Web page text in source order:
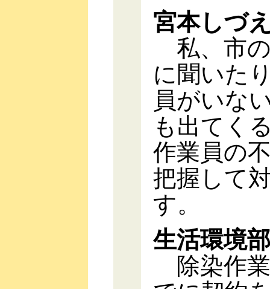
宮本しづ
私、市
に聞いた
員がいな
も出てく
作業員の
把握して
す。
生活環境
除染作